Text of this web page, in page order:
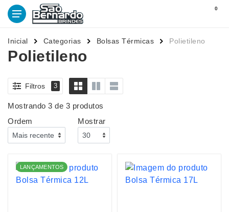
0
Inicial Categorias Bolsas Térmicas Polietileno
Polietileno
Filtros 3
Mostrando 3 de 3 produtos
Ordem
Mostrar
LANÇAMENTOS